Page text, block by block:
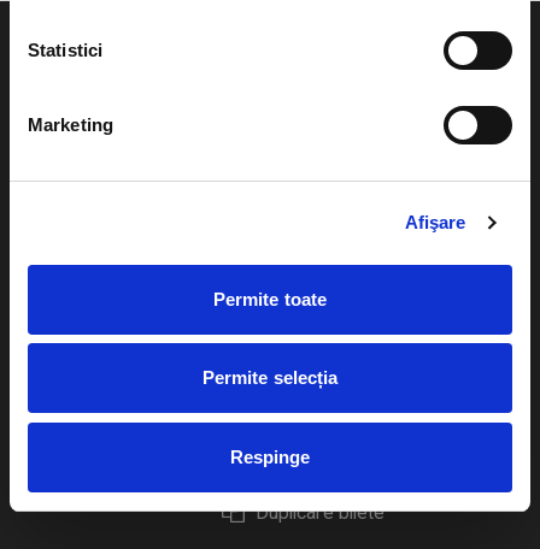
Statistici
Marketing
Afişare
Permite toate
Permite selecția
Respinge
Cum comand bilete?
Plata online sau cash
eBilet printat acasa
Livrare prin curier
Returnare bilete
Duplicare bilete
Evenimente
festivaluri
Pentru copii